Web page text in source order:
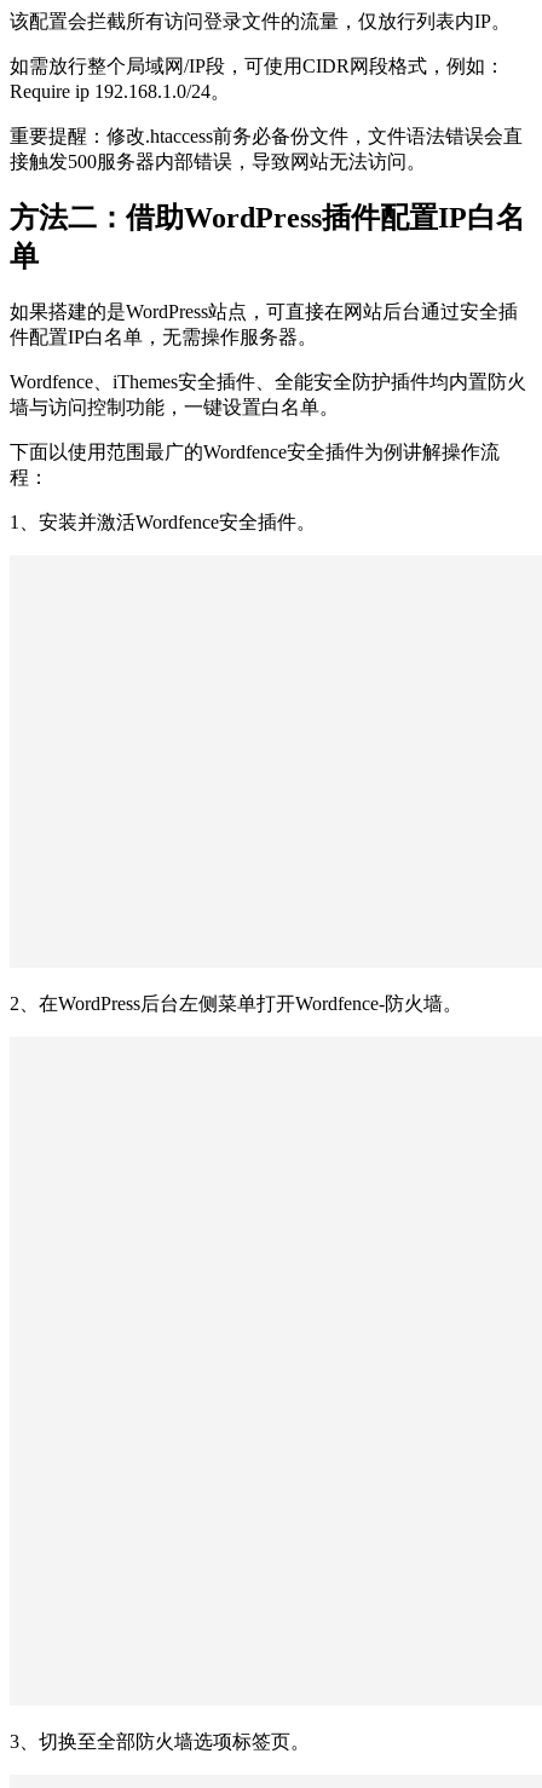
该配置会拦截所有访问登录文件的流量，仅放行列表内IP。
如需放行整个局域网/IP段，可使用CIDR网段格式，例如：
Require ip 192.168.1.0/24。
重要提醒：修改.htaccess前务必备份文件，文件语法错误会直
接触发500服务器内部错误，导致网站无法访问。
方法二：借助WordPress插件配置IP白名
单
如果搭建的是WordPress站点，可直接在网站后台通过安全插
件配置IP白名单，无需操作服务器。
Wordfence、iThemes安全插件、全能安全防护插件均内置防火
墙与访问控制功能，一键设置白名单。
下面以使用范围最广的Wordfence安全插件为例讲解操作流
程：
1、安装并激活Wordfence安全插件。
2、在WordPress后台左侧菜单打开Wordfence-防火墙。
3、切换至全部防火墙选项标签页。